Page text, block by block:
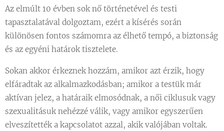
Az elmúlt 10 évben sok nő történetével és testi
tapasztalatával dolgoztam, ezért a kísérés során
különösen fontos számomra az élhető tempó, a biztonság
és az egyéni határok tisztelete.
Sokan akkor érkeznek hozzám, amikor azt érzik, hogy
elfáradtak az alkalmazkodásban; amikor a testük már
aktívan jelez, a határaik elmosódnak, a női ciklusuk vagy
szexualitásuk nehézzé válik, vagy amikor egyszerűen
elveszítették a kapcsolatot azzal, akik valójában voltak.